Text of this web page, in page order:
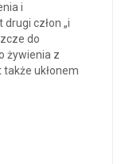
i
człon „i
do
żywienia z
ukłonem